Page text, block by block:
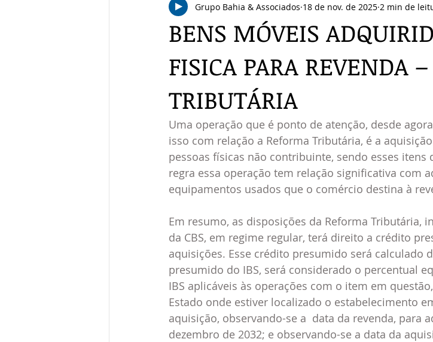
BENS MÓVEIS
FISICA PARA REVENDA
TRIBUTÁRIA
Grupo Bahia & Associados 18 de nov. de 2025 2 min de
Uma operação que é ponto de atenção, desde
isso com relação a Reforma Tributária, é a
pessoas físicas não contribuinte, sendo esses itens
regra essa operação tem relação significativa com
equipamentos usados que o comércio destina à
Em resumo, as disposições da Reforma Tributária,
da CBS, em regime regular, terá direito a crédito
aquisições. Esse crédito presumido será calculado
presumido do IBS, será considerado o percentual
IBS aplicáveis às operações com o item em
Estado onde estiver localizado o estabelecimento
aquisição, observando-se a  data da revenda, para
dezembro de 2032; e observando-se a data da